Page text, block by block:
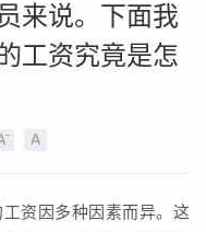
来说。下面我
工资究竟是怎
资因多种因素而异。这